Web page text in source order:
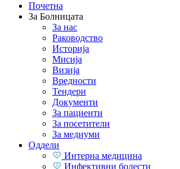
Почетна
За Болницата
За нас
Раководство
Историја
Мисија
Визија
Вредности
Тендери
Документи
За пациенти
За посетители
За медиуми
Оддели
Интерна медицина
Инфективни болести